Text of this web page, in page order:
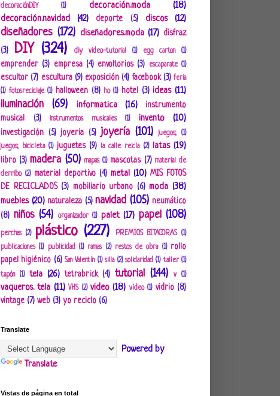
decoración.DIY (1) decoración.moda
(18)
decoración.navidad
(42) deporte (5) discos (12)
diseñadores (172) diseñadores.moda (17) disfraz
(3)
DIY (324) diy video-tutorial (1) egg carton (1)
emprender (3) empresa (4) envoltorios (3) escaparate (1)
escultor (7) escultura (9) exposición (4) facebook (3) feria
(1) fotosreciclaje (1) halloween (8) ho (1) hotel (3) ideas (11)
iluminación (69) informatica (16)
instrumento
musical
(3) instrumentos musicales (1) invento (10)
investigación (5) joyeria (5) joyería (101) juegos; (1)
juegos; bicicleta (1) juguetes (9) la calle reicla (2) latas (19)
libro (3) madera (50) mapas (1) mascotas (7) material de
derribo (2) material deportivo (4) metal (10) MIS FOTOS
DE RECICLADOS (3) mobiliario urbano (6) moda (38)
muebles (20) naturaleza (5) navidad (105) neumático
(8) niños (54) organizador (1) palet (17) papel (108)
perchas (2) plástico (227) PREMIOS BITACORAS (1)
publicaciones (1) publicidad (1) ramas (2) restos de obra (1) rollo
papel higiénico (6) San Valentín (1) silla (2) solidaridad (1) taller (1)
tapón (1) tela (26) tetrabrick (4) tutorial (144) v (1)
vaqueros. tela (11) VHS (2) video (18) vídeo (1) vidrio (8)
vintage (7) web (3) yo reciclo (6)
Translate
Powered by
Translate
Vistas de página en total